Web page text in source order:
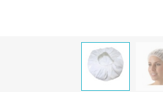
Sıfır Atık Çöp Torbaları
Tek-Çift Kovalı Temizlik Arabası